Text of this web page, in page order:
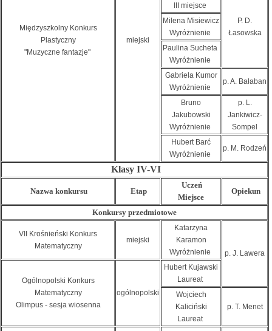
Międzyszkolny Konkurs
Plastyczny
"Muzyczne fantazje"
miejski
III miejsce
P. D.
Łasowska
Milena Misiewicz
Wyróżnienie
Paulina Sucheta
Wyróżnienie
Gabriela Kumor
Wyróżnienie
p. A. Bałaban
Bruno
Jakubowski
Wyróżnienie
p. L.
Jankiwicz-
Sompel
Hubert Barć
Wyróżnienie
p. M. Rodzeń
Klasy IV-VI
Nazwa konkursu Etap
Uczeń
Miejsce
Opiekun
Konkursy przedmiotowe
VII Krośnieński Konkurs
Matematyczny
miejski
Katarzyna
Karamon
Wyróżnienie
p. J. Lawera
Ogólnopolski Konkurs
Matematyczny
Olimpus - sesja wiosenna
ogólnopolski
Hubert Kujawski
Laureat
Wojciech
Kaliciński
Laureat
p. T. Menet